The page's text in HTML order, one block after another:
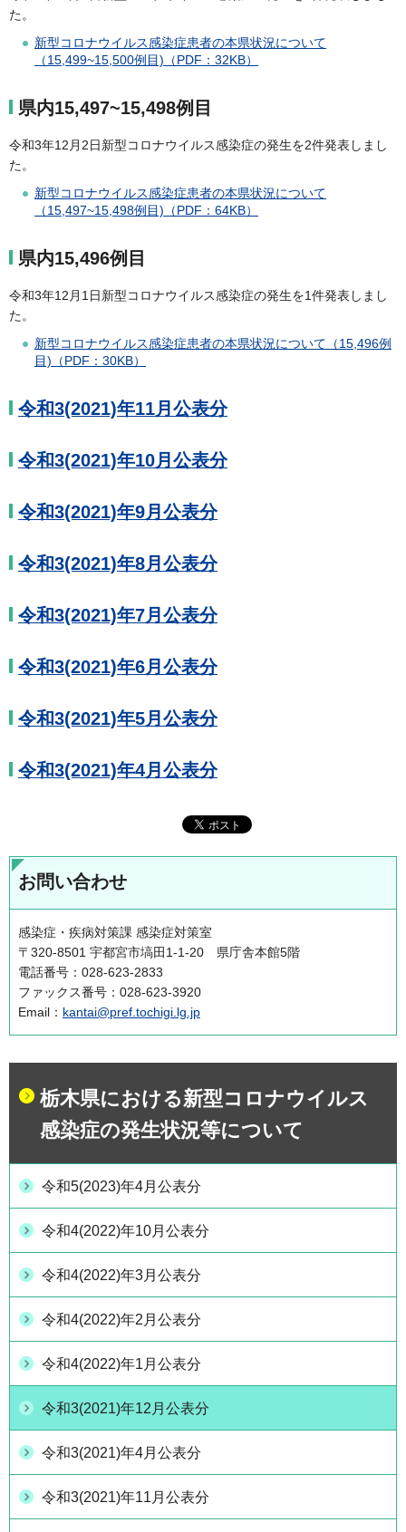
た。
新型コロナウイルス感染症患者の本県状況について
（15,499~15,500例目)（PDF：32KB）
県内15,497~15,498例目
令和3年12月2日新型コロナウイルス感染症の発生を2件発表しまし
た。
新型コロナウイルス感染症患者の本県状況について
（15,497~15,498例目)（PDF：64KB）
県内15,496例目
令和3年12月1日新型コロナウイルス感染症の発生を1件発表しまし
た。
新型コロナウイルス感染症患者の本県状況について（15,496例
目)（PDF：30KB）
令和3(2021)年11月公表分
令和3(2021)年10月公表分
令和3(2021)年9月公表分
令和3(2021)年8月公表分
令和3(2021)年7月公表分
令和3(2021)年6月公表分
令和3(2021)年5月公表分
令和3(2021)年4月公表分
お問い合わせ
感染症・疾病対策課 感染症対策室
〒320-8501 宇都宮市塙田1-1-20 県庁舎本館5階
電話番号：028-623-2833
ファックス番号：028-623-3920
Email： kantai@pref.tochigi.lg.jp
栃木県における新型コロナウイルス
感染症の発生状況等について
令和5(2023)年4月公表分
令和4(2022)年10月公表分
令和4(2022)年3月公表分
令和4(2022)年2月公表分
令和4(2022)年1月公表分
令和3(2021)年12月公表分
令和3(2021)年4月公表分
令和3(2021)年11月公表分